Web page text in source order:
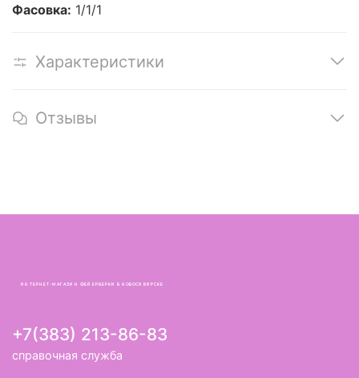
Фасовка: 1/1/1
Характеристики
Отзывы
ИНТЕРНЕТ-МАГАЗИН ФЕЙЕРВЕРКИ В НОВОСИБИРСКЕ
+7(383) 213-86-83
справочная служба